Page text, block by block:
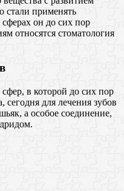
стали применять
он до сих пор
относятся стоматология
в которой до сих пор
сегодня для лечения зубов
а особое соединение,